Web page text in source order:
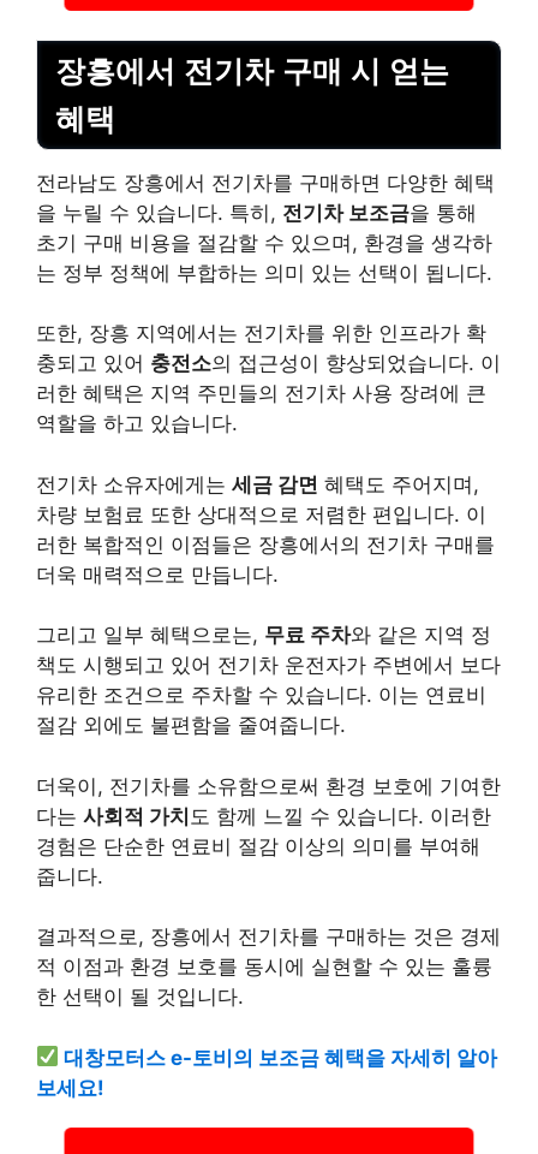
장흥에서 전기차 구매 시 얻는
혜택
전라남도 장흥에서 전기차를 구매하면 다양한 혜택
을 누릴 수 있습니다. 특히, 전기차 보조금을 통해
초기 구매 비용을 절감할 수 있으며, 환경을 생각하
는 정부 정책에 부합하는 의미 있는 선택이 됩니다.
또한, 장흥 지역에서는 전기차를 위한 인프라가 확
충되고 있어 충전소의 접근성이 향상되었습니다. 이
러한 혜택은 지역 주민들의 전기차 사용 장려에 큰
역할을 하고 있습니다.
전기차 소유자에게는 세금 감면 혜택도 주어지며,
차량 보험료 또한 상대적으로 저렴한 편입니다. 이
러한 복합적인 이점들은 장흥에서의 전기차 구매를
더욱 매력적으로 만듭니다.
그리고 일부 혜택으로는, 무료 주차와 같은 지역 정
책도 시행되고 있어 전기차 운전자가 주변에서 보다
유리한 조건으로 주차할 수 있습니다. 이는 연료비
절감 외에도 불편함을 줄여줍니다.
더욱이, 전기차를 소유함으로써 환경 보호에 기여한
다는 사회적 가치 도 함께 느낄 수 있습니다. 이러한
경험은 단순한 연료비 절감 이상의 의미를 부여해
줍니다.
결과적으로, 장흥에서 전기차를 구매하는 것은 경제
적 이점과 환경 보호를 동시에 실현할 수 있는 훌륭
한 선택이 될 것입니다.
대창모터스 e-토비의 보조금 혜택을 자세히 알아
보세요!